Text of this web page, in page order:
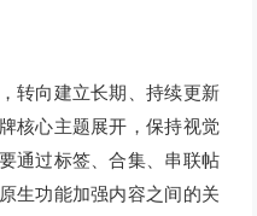
转向建立长期、持续更新
核心主题展开，保持视觉
通过标签、合集、串联帖
生功能加强内容之间的关